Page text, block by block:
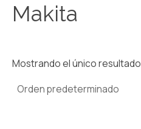
Makita
Mostrando el único resultado